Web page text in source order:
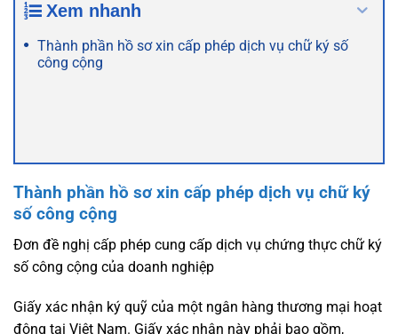
Xem nhanh
Thành phần hồ sơ xin cấp phép dịch vụ chữ ký số
công cộng
Thành phần hồ sơ xin cấp phép dịch vụ chữ ký
số công cộng
Đơn đề nghị cấp phép cung cấp dịch vụ chứng thực chữ ký
số công cộng của doanh nghiệp
Giấy xác nhận ký quỹ của một ngân hàng thương mại hoạt
động tại Việt Nam. Giấy xác nhận này phải bao gồm,